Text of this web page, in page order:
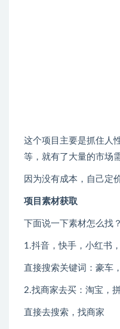
这个项目主要是抓住人
等，就有了大量的市场
因为没有成本，自己定
项目素材获取
下面说一下素材怎么找
1.抖音，快手，小红书，
直接搜索关键词：豪车
2.找商家去买：淘宝，
直接去搜索，找商家